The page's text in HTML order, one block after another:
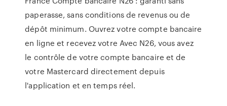
paperasse, sans conditions de revenus ou de
dépôt minimum. Ouvrez votre compte bancaire
en ligne et recevez votre Avec N26, vous avez
le contrôle de votre compte bancaire et de
votre Mastercard directement depuis
l'application et en temps réel.